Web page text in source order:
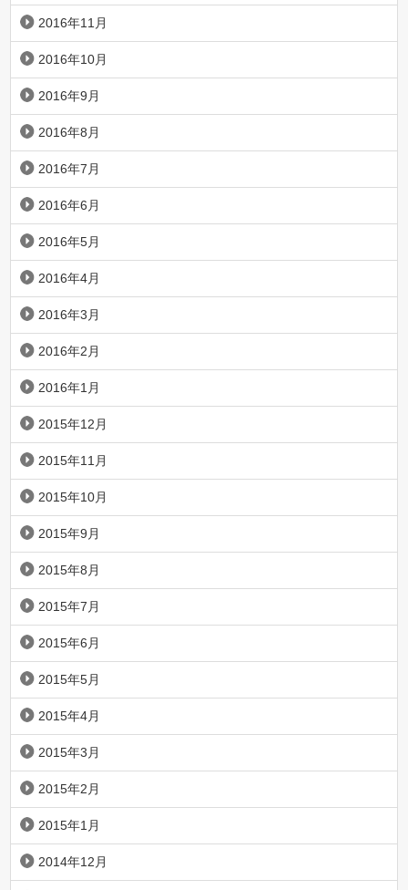
2016年11月
2016年10月
2016年9月
2016年8月
2016年7月
2016年6月
2016年5月
2016年4月
2016年3月
2016年2月
2016年1月
2015年12月
2015年11月
2015年10月
2015年9月
2015年8月
2015年7月
2015年6月
2015年5月
2015年4月
2015年3月
2015年2月
2015年1月
2014年12月